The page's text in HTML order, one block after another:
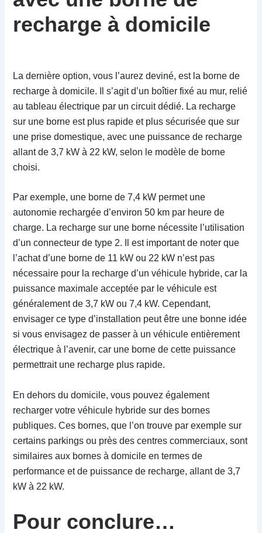
recharge à domicile
La dernière option, vous l’aurez deviné, est la borne de
recharge à domicile. Il s’agit d’un boîtier fixé au mur, relié
au tableau électrique par un circuit dédié. La recharge
sur une borne est plus rapide et plus sécurisée que sur
une prise domestique, avec une puissance de recharge
allant de 3,7 kW à 22 kW, selon le modèle de borne
choisi.
Par exemple, une borne de 7,4 kW permet une
autonomie rechargée d’environ 50 km par heure de
charge. La recharge sur une borne nécessite l’utilisation
d’un connecteur de type 2. Il est important de noter que
l’achat d’une borne de 11 kW ou 22 kW n’est pas
nécessaire pour la recharge d’un véhicule hybride, car la
puissance maximale acceptée par le véhicule est
généralement de 3,7 kW ou 7,4 kW. Cependant,
envisager ce type d’installation peut être une bonne idée
si vous envisagez de passer à un véhicule entièrement
électrique à l’avenir, car une borne de cette puissance
permettrait une recharge plus rapide.
En dehors du domicile, vous pouvez également
recharger votre véhicule hybride sur des bornes
publiques. Ces bornes, que l’on trouve par exemple sur
certains parkings ou près des centres commerciaux, sont
similaires aux bornes à domicile en termes de
performance et de puissance de recharge, allant de 3,7
kW à 22 kW.
Pour conclure…